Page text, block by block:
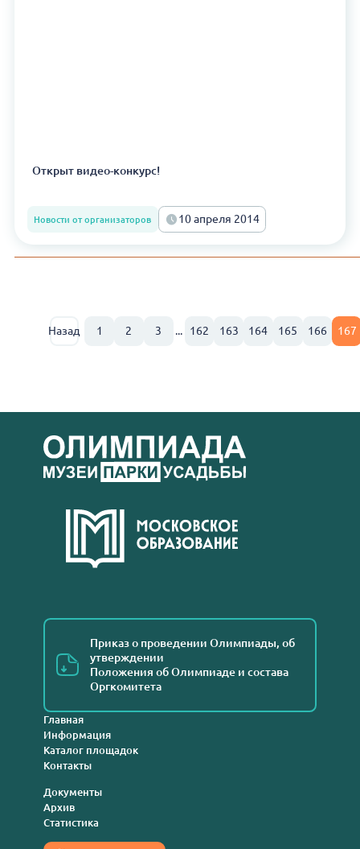
Открыт видео-конкурс!
Новости от организаторов 10 апреля 2014
Назад 1 2 3 ... 162 163 164 165 166 167
Приказ о проведении Олимпиады, об
утверждении
Положения об Олимпиаде и состава
Оргкомитета
Главная
Информация
Каталог площадок
Контакты
Документы
Архив
Статистика